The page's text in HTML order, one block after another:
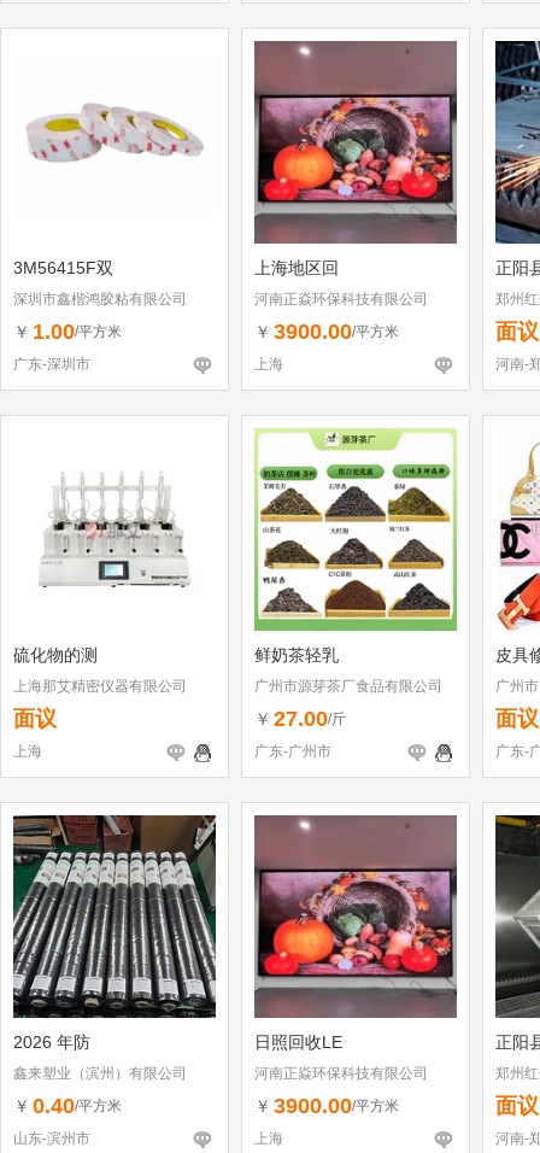
3M56415F双
深圳市鑫楷鸿胶粘有限公司
￥ 1.00/平方米
广东-深圳市
上海地区回
河南正焱环保科技有限公司
￥ 3900.00/平方米
上海
正阳
郑州
面议
河南-
硫化物的测
上海那艾精密仪器有限公司
面议
上海
鲜奶茶轻乳
广州市源芽茶厂食品有限公司
￥ 27.00/斤
广东-广州市
皮具
广州
店
面议
广东-
2026 年防
鑫来塑业（滨州）有限公司
￥ 0.40/平方米
山东-滨州市
日照回收LE
河南正焱环保科技有限公司
￥ 3900.00/平方米
上海
正阳
郑州
面议
河南-